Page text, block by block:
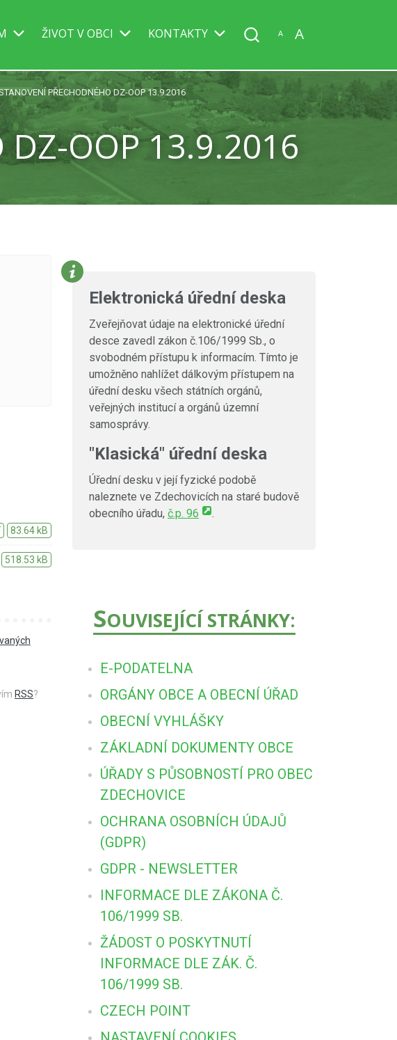
ŽIVOT V OBCI KONTAKTY A A
PŘECHODNÉHO DZ-OOP 13.9.2016
DZ-OOP 13.9.2016
83.64 kB
518.53 kB
RSS?
Elektronická úřední deska
Zveřejňovat údaje na elektronické úřední
desce zavedl zákon č.106/1999 Sb., o
svobodném přístupu k informacím. Tímto je
umožněno nahlížet dálkovým přístupem na
úřední desku všech státních orgánů,
veřejných institucí a orgánů územní
samosprávy.
"Klasická" úřední deska
Úřední desku v její fyzické podobě
naleznete ve Zdechovicích na staré budově
obecního úřadu, č.p. 96 .
SOUVISEJÍCÍ STRÁNKY:
E-PODATELNA
ORGÁNY OBCE A OBECNÍ ÚŘAD
OBECNÍ VYHLÁŠKY
ZÁKLADNÍ DOKUMENTY OBCE
ÚŘADY S PŮSOBNOSTÍ PRO OBEC
ZDECHOVICE
OCHRANA OSOBNÍCH ÚDAJŮ
(GDPR)
GDPR - NEWSLETTER
INFORMACE DLE ZÁKONA Č.
106/1999 SB.
ŽÁDOST O POSKYTNUTÍ
INFORMACE DLE ZÁK. Č.
106/1999 SB.
CZECH POINT